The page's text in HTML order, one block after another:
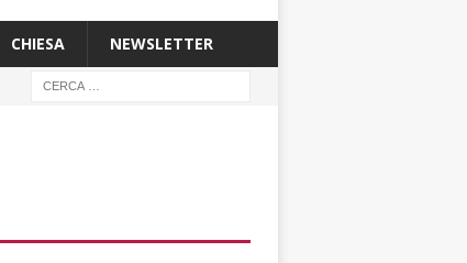
CHIESA NEWSLETTER